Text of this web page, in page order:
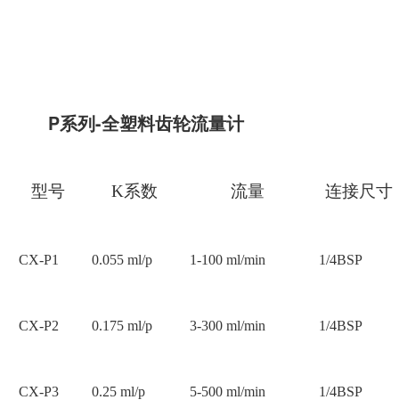
P系列-全塑料齿轮流量计
型号 K系数 流量 连接尺寸
CX-P1 0.055 ml/p 1-100 ml/min 1/4BSP
CX-P2 0.175 ml/p 3-300 ml/min 1/4BSP
CX-P3 0.25 ml/p 5-500 ml/min 1/4BSP